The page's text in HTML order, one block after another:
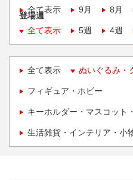
全て表示
9月 8月
登場週
全て表示
5週 4週
全て表示 ぬいぐるみ・
フィギュア・ホビー
キーホルダー・マスコット
生活雑貨・インテリア・小